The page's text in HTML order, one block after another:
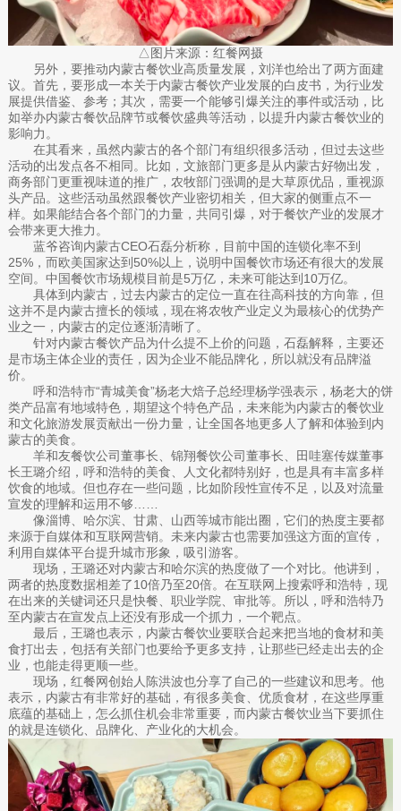
△图片来源：红餐网摄
另外，要推动内蒙古餐饮业高质量发展，刘洋也给出了两方面建
议。首先，要形成一本关于内蒙古餐饮产业发展的白皮书，为行业发
展提供借鉴、参考；其次，需要一个能够引爆关注的事件或活动，比
如举办内蒙古餐饮品牌节或餐饮盛典等活动，以提升内蒙古餐饮业的
影响力。
在其看来，虽然内蒙古的各个部门有组织很多活动，但过去这些
活动的出发点各不相同。比如，文旅部门更多是从内蒙古好物出发，
商务部门更重视味道的推广，农牧部门强调的是大草原优品，重视源
头产品。这些活动虽然跟餐饮产业密切相关，但大家的侧重点不一
样。如果能结合各个部门的力量，共同引爆，对于餐饮产业的发展才
会带来更大推力。
蓝爷咨询内蒙古CEO石磊分析称，目前中国的连锁化率不到
25%，而欧美国家达到50%以上，说明中国餐饮市场还有很大的发展
空间。中国餐饮市场规模目前是5万亿，未来可能达到10万亿。
具体到内蒙古，过去内蒙古的定位一直在往高科技的方向靠，但
这并不是内蒙古擅长的领域，现在将农牧产业定义为最核心的优势产
业之一，内蒙古的定位逐渐清晰了。
针对内蒙古餐饮产品为什么提不上价的问题，石磊解释，主要还
是市场主体企业的责任，因为企业不能品牌化，所以就没有品牌溢
价。
呼和浩特市“青城美食”杨老大焙子总经理杨学强表示，杨老大的饼
类产品富有地域特色，期望这个特色产品，未来能为内蒙古的餐饮业
和文化旅游发展贡献出一份力量，让全国各地更多人了解和体验到内
蒙古的美食。
羊和友餐饮公司董事长、锦翔餐饮公司董事长、田哇塞传媒董事
长王璐介绍，呼和浩特的美食、人文化都特别好，也是具有丰富多样
饮食的地域。但也存在一些问题，比如阶段性宣传不足，以及对流量
宣发的理解和运用不够……
像淄博、哈尔滨、甘肃、山西等城市能出圈，它们的热度主要都
来源于自媒体和互联网营销。未来内蒙古也需要加强这方面的宣传，
利用自媒体平台提升城市形象，吸引游客。
现场，王璐还对内蒙古和哈尔滨的热度做了一个对比。他讲到，
两者的热度数据相差了10倍乃至20倍。在互联网上搜索呼和浩特，现
在出来的关键词还只是快餐、职业学院、审批等。所以，呼和浩特乃
至内蒙古在宣发点上还没有形成一个抓力，一个靶点。
最后，王璐也表示，内蒙古餐饮业要联合起来把当地的食材和美
食打出去，包括有关部门也要给予更多支持，让那些已经走出去的企
业，也能走得更顺一些。
现场，红餐网创始人陈洪波也分享了自己的一些建议和思考。他
表示，内蒙古有非常好的基础，有很多美食、优质食材，在这些厚重
底蕴的基础上，怎么抓住机会非常重要，而内蒙古餐饮业当下要抓住
的就是连锁化、品牌化、产业化的大机会。